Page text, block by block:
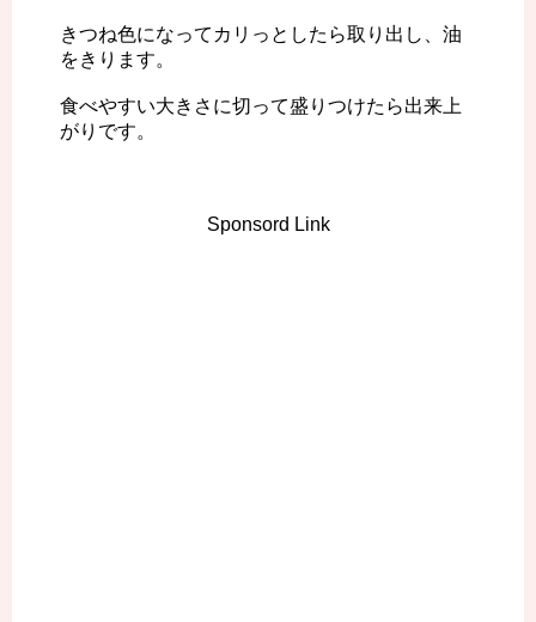
きつね色になってカリっとしたら取り出し、油
をきります。
食べやすい大きさに切って盛りつけたら出来上
がりです。
Sponsord Link